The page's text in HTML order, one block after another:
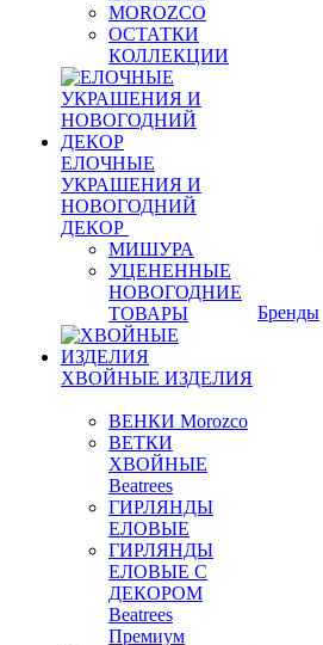
MOROZCO
ОСТАТКИ
КОЛЛЕКЦИИ
ЕЛОЧНЫЕ
УКРАШЕНИЯ И
НОВОГОДНИЙ
ДЕКОР
МИШУРА
УЦЕНЕННЫЕ
НОВОГОДНИЕ
ТОВАРЫ
ХВОЙНЫЕ ИЗДЕЛИЯ
ВЕНКИ Morozco
ВЕТКИ
ХВОЙНЫЕ
Beatrees
ГИРЛЯНДЫ
ЕЛОВЫЕ
ГИРЛЯНДЫ
ЕЛОВЫЕ С
ДЕКОРОМ
Beatrees
Премиум
Бренды